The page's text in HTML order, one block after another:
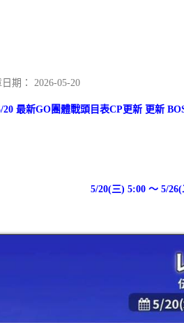
期： 2026-05-20
20 最新GO團體戰頭目表CP更新 更新
5/20(三) 5:00 ～ 5/